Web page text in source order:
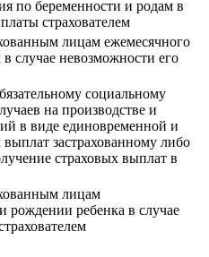
по беременности и родам в
страхователем
лицам ежемесячного
случае невозможности его
социальному
на производстве и
в виде единовременной и
застрахованному либо
страховых выплат в
лицам
рождении ребенка в случае